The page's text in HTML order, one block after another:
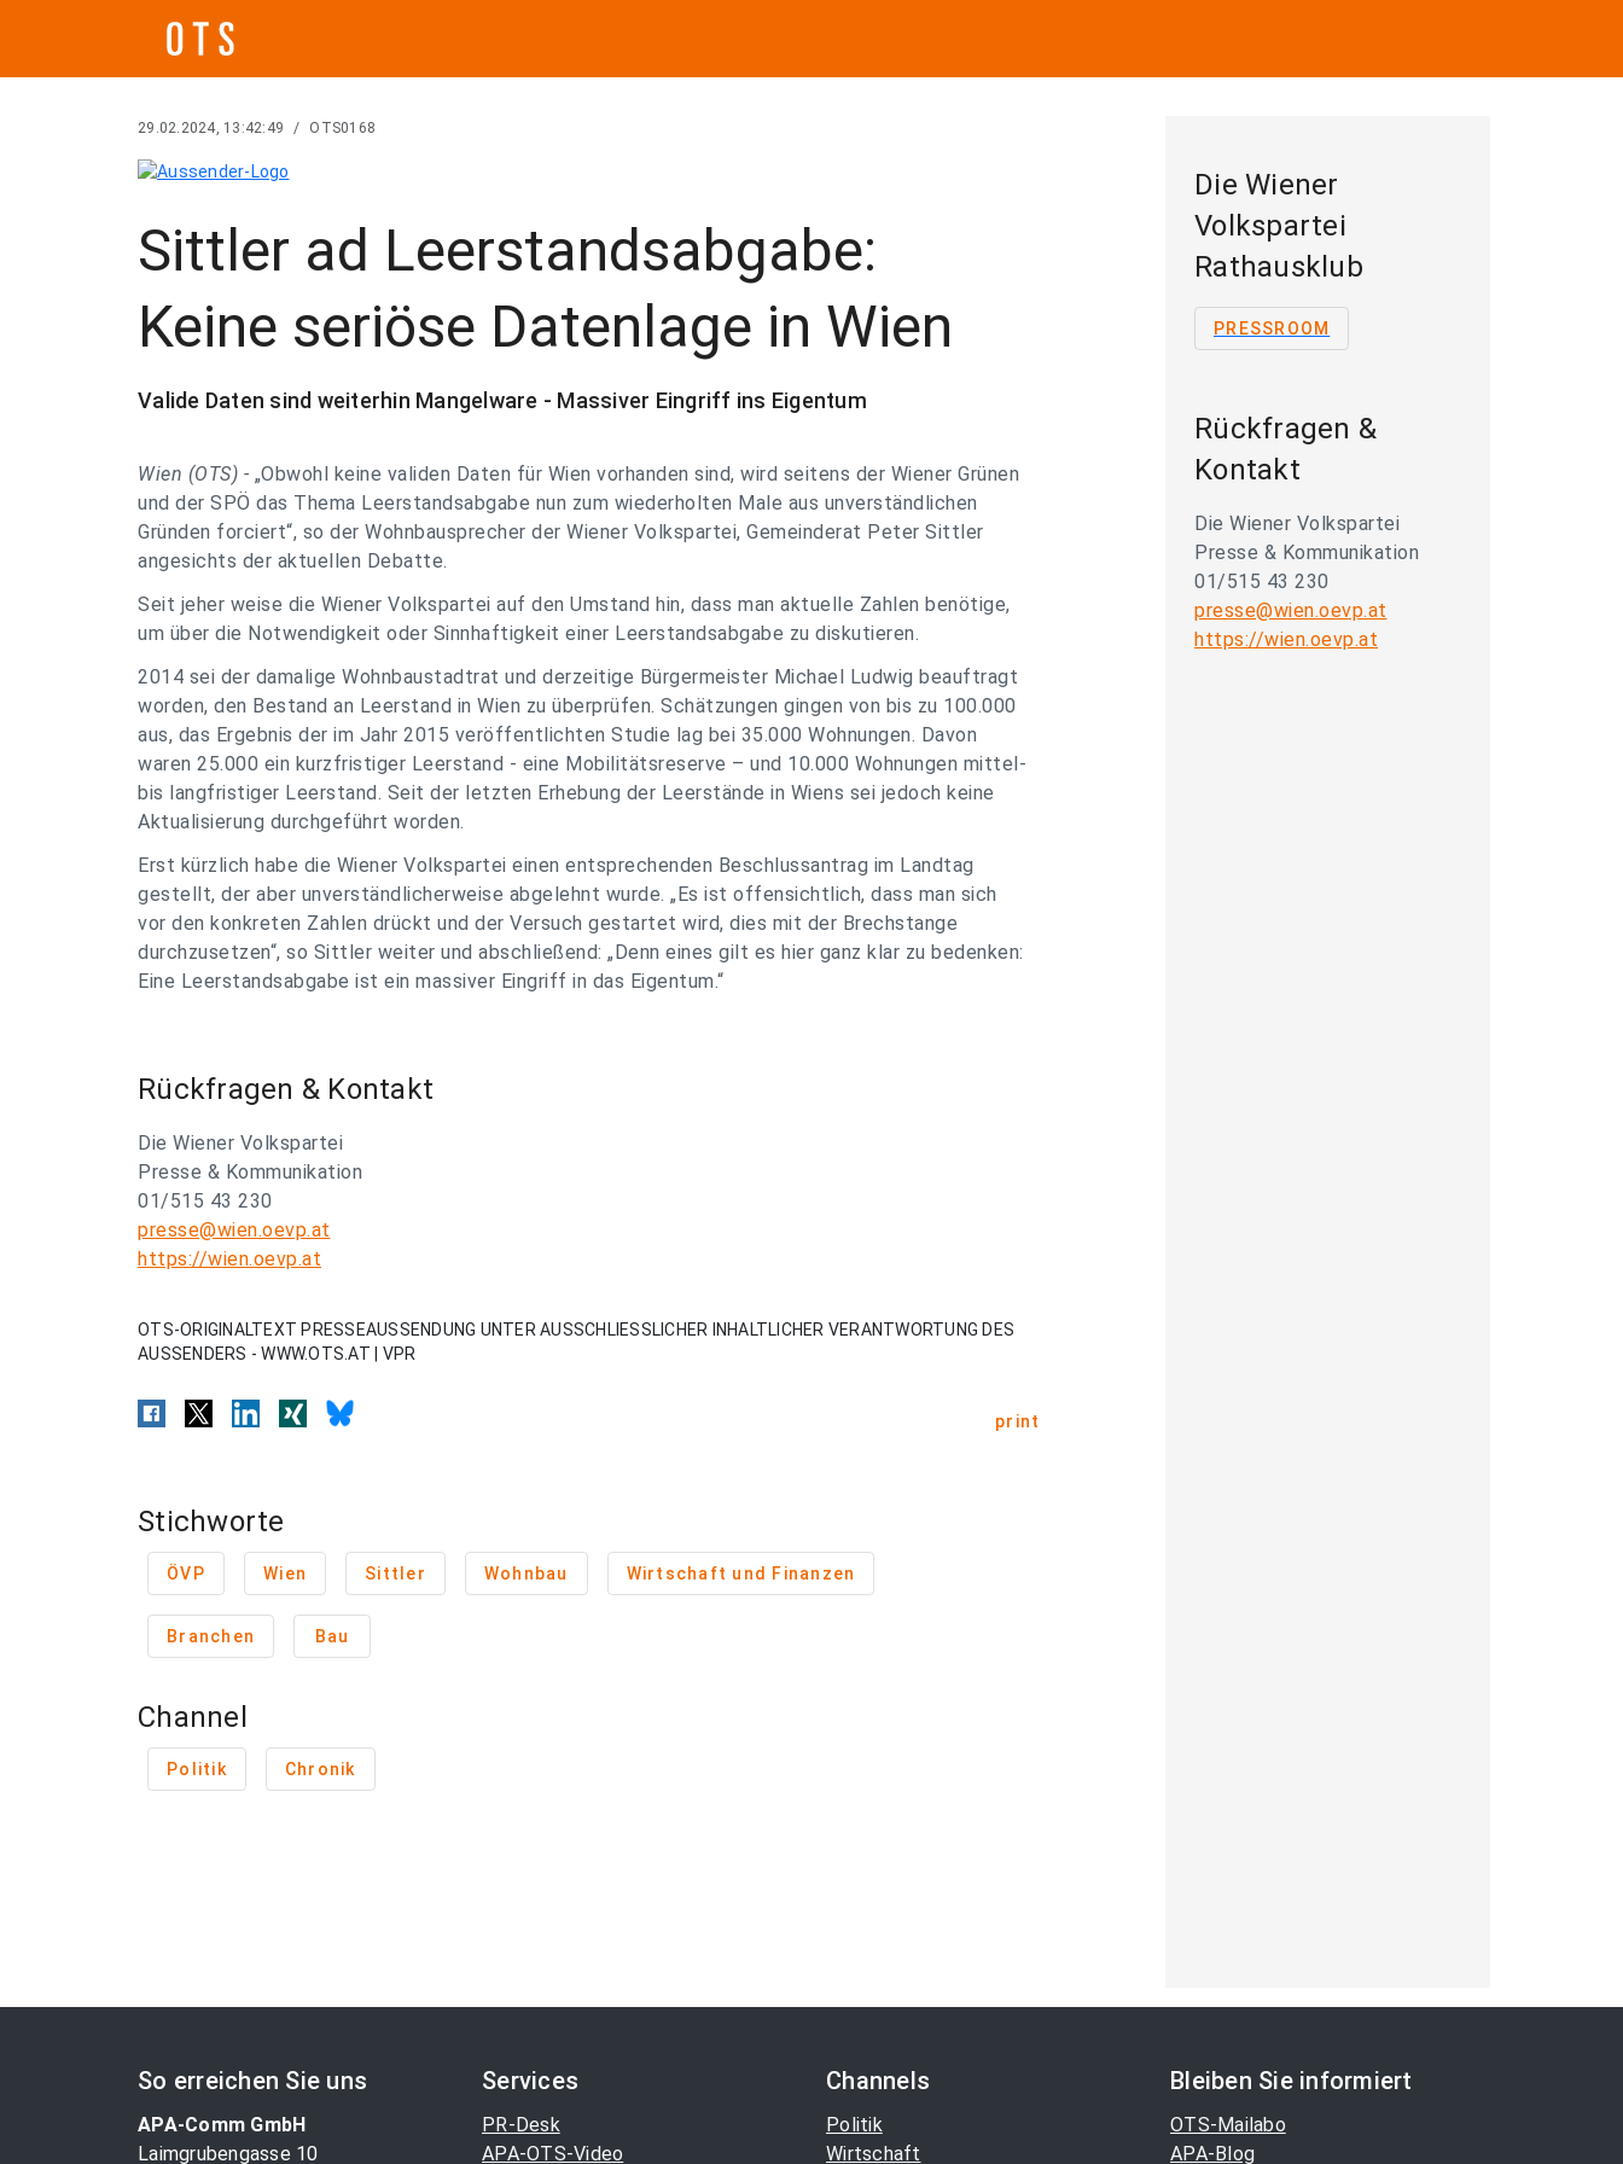
29.02.2024, 13:42:49 / OTS0168
Sittler ad Leerstandsabgabe:
Keine seriöse Datenlage in Wien
Valide Daten sind weiterhin Mangelware - Massiver Eingriff ins Eigentum
Wien (OTS) - „Obwohl keine validen Daten für Wien vorhanden sind, wird seitens der Wiener Grünen
und der SPÖ das Thema Leerstandsabgabe nun zum wiederholten Male aus unverständlichen
Gründen forciert“, so der Wohnbausprecher der Wiener Volkspartei, Gemeinderat Peter Sittler
angesichts der aktuellen Debatte.
Seit jeher weise die Wiener Volkspartei auf den Umstand hin, dass man aktuelle Zahlen benötige,
um über die Notwendigkeit oder Sinnhaftigkeit einer Leerstandsabgabe zu diskutieren.
2014 sei der damalige Wohnbaustadtrat und derzeitige Bürgermeister Michael Ludwig beauftragt
worden, den Bestand an Leerstand in Wien zu überprüfen. Schätzungen gingen von bis zu 100.000
aus, das Ergebnis der im Jahr 2015 veröffentlichten Studie lag bei 35.000 Wohnungen. Davon
waren 25.000 ein kurzfristiger Leerstand - eine Mobilitätsreserve – und 10.000 Wohnungen mittel-
bis langfristiger Leerstand. Seit der letzten Erhebung der Leerstände in Wiens sei jedoch keine
Aktualisierung durchgeführt worden.
Erst kürzlich habe die Wiener Volkspartei einen entsprechenden Beschlussantrag im Landtag
gestellt, der aber unverständlicherweise abgelehnt wurde. „Es ist offensichtlich, dass man sich
vor den konkreten Zahlen drückt und der Versuch gestartet wird, dies mit der Brechstange
durchzusetzen“, so Sittler weiter und abschließend: „Denn eines gilt es hier ganz klar zu bedenken:
Eine Leerstandsabgabe ist ein massiver Eingriff in das Eigentum.“
Rückfragen & Kontakt
Die Wiener Volkspartei
Presse & Kommunikation
01/515 43 230
presse@wien.oevp.at
https://wien.oevp.at
OTS-ORIGINALTEXT PRESSEAUSSENDUNG UNTER AUSSCHLIESSLICHER INHALTLICHER VERANTWORTUNG DES
AUSSENDERS - WWW.OTS.AT | VPR
print
Stichworte
ÖVP Wien Sittler Wohnbau Wirtschaft und Finanzen
Branchen Bau
Channel
Politik Chronik
Die Wiener
Volkspartei
Rathausklub
PRESSROOM
Rückfragen &
Kontakt
Die Wiener Volkspartei
Presse & Kommunikation
01/515 43 230
presse@wien.oevp.at
https://wien.oevp.at
So erreichen Sie uns
APA-Comm GmbH
Laimgrubengasse 10
Services
PR-Desk
APA-OTS-Video
Channels
Politik
Wirtschaft
Bleiben Sie informiert
OTS-Mailabo
APA-Blog